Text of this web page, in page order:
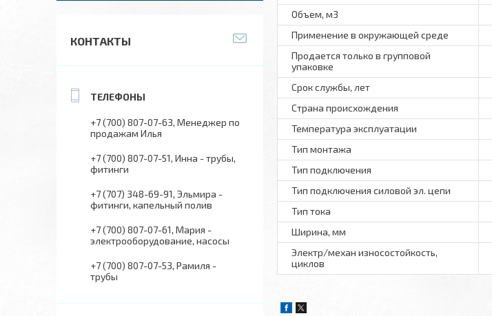
Объем, м3
Применение в окружающей среде
Продается только в групповой
упаковке
Срок службы, лет
Страна происхождения
Температура эксплуатации
Тип монтажа
Тип подключения
Тип подключения силовой эл. цепи
Тип тока
Ширина, мм
Электр/механ износостойкость,
циклов
КОНТАКТЫ
+7 (700) 807-07-63 Менеджер по
продажам Илья
+7 (700) 807-07-51 Инна - трубы,
фитинги
+7 (707) 348-69-91 Эльмира -
фитинги, капельный полив
+7 (700) 807-07-61 Мария -
электрооборудование, насосы
+7 (700) 807-07-53 Рамиля -
трубы